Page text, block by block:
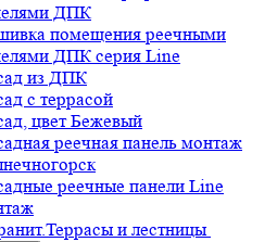
ДПК
помещения реечными
ДПК серия Line
из ДПК
с террасой
цвет Бежевый
реечная панель монтаж
реечные панели Line
и лестницы